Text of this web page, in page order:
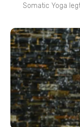
Somatic Yoga